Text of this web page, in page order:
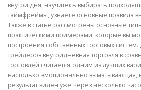
TRANSFORMATIONAL (LIFE)
внутри дня, научитесь выбирать
таймфреймы, узнаете основные правила
Также в статье рассмотрены основные
практическими примерами, которые вы
построения собственных торговых
трейдеров внутридневная торговля в
торговлей считается одним из лучших
настолько эмоционально выматывающая,
результат виден уже через несколько